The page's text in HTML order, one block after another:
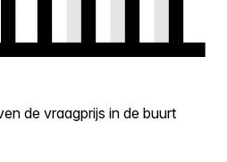
de vraagprijs in de buurt